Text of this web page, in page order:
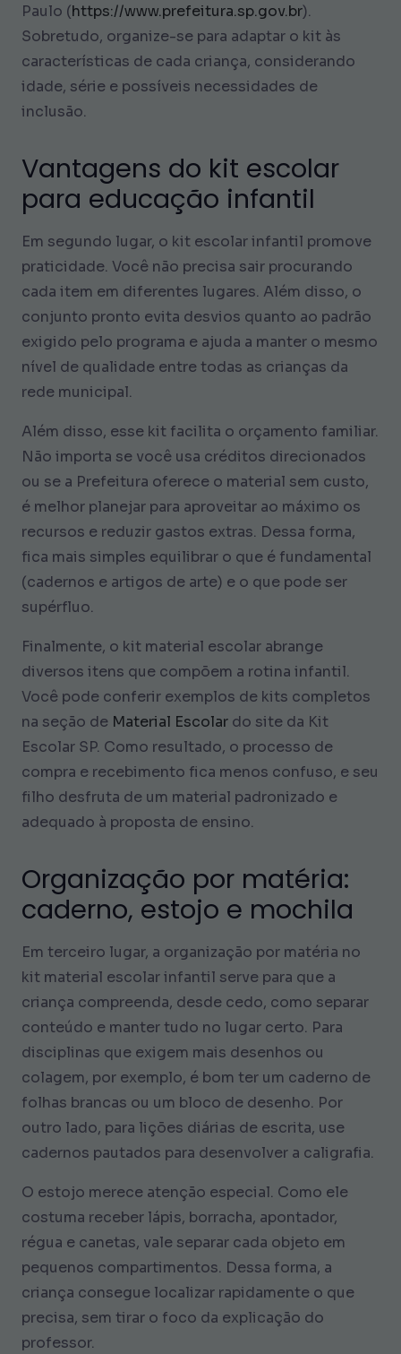
Paulo (https://www.prefeitura.sp.gov.br).
Sobretudo, organize-se para adaptar o kit às
características de cada criança, considerando
idade, série e possíveis necessidades de
inclusão.
Vantagens do kit escolar
para educação infantil
Em segundo lugar, o kit escolar infantil promove
praticidade. Você não precisa sair procurando
cada item em diferentes lugares. Além disso, o
conjunto pronto evita desvios quanto ao padrão
exigido pelo programa e ajuda a manter o mesmo
nível de qualidade entre todas as crianças da
rede municipal.
Além disso, esse kit facilita o orçamento familiar.
Não importa se você usa créditos direcionados
ou se a Prefeitura oferece o material sem custo,
é melhor planejar para aproveitar ao máximo os
recursos e reduzir gastos extras. Dessa forma,
fica mais simples equilibrar o que é fundamental
(cadernos e artigos de arte) e o que pode ser
supérfluo.
Finalmente, o kit material escolar abrange
diversos itens que compõem a rotina infantil.
Você pode conferir exemplos de kits completos
na seção de Material Escolar do site da Kit
Escolar SP. Como resultado, o processo de
compra e recebimento fica menos confuso, e seu
filho desfruta de um material padronizado e
adequado à proposta de ensino.
Organização por matéria:
caderno, estojo e mochila
Em terceiro lugar, a organização por matéria no
kit material escolar infantil serve para que a
criança compreenda, desde cedo, como separar
conteúdo e manter tudo no lugar certo. Para
disciplinas que exigem mais desenhos ou
colagem, por exemplo, é bom ter um caderno de
folhas brancas ou um bloco de desenho. Por
outro lado, para lições diárias de escrita, use
cadernos pautados para desenvolver a caligrafia.
O estojo merece atenção especial. Como ele
costuma receber lápis, borracha, apontador,
régua e canetas, vale separar cada objeto em
pequenos compartimentos. Dessa forma, a
criança consegue localizar rapidamente o que
precisa, sem tirar o foco da explicação do
professor.